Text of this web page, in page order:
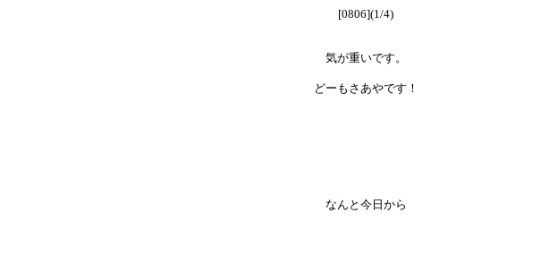
[0806](1/4)
気が重いです。
どーもさあやです！
なんと今日から